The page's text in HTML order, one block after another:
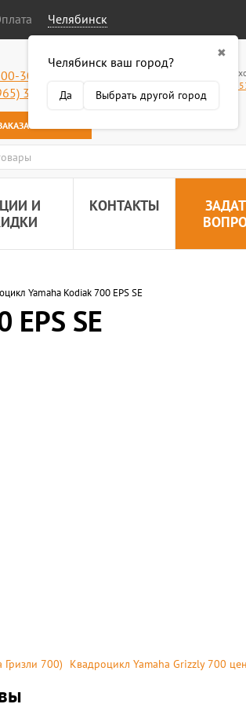
Челябинск
✖
Челябинск ваш город?
Да Выбрать другой город
301-50-58
318-34-38
ЗВОНОК
Работаем без
И
КОНТАКТЫ
Yamaha Kodiak 700 EPS SE
SE
Гризли 700) Kвадроцикл Yamaha Grizzly 700